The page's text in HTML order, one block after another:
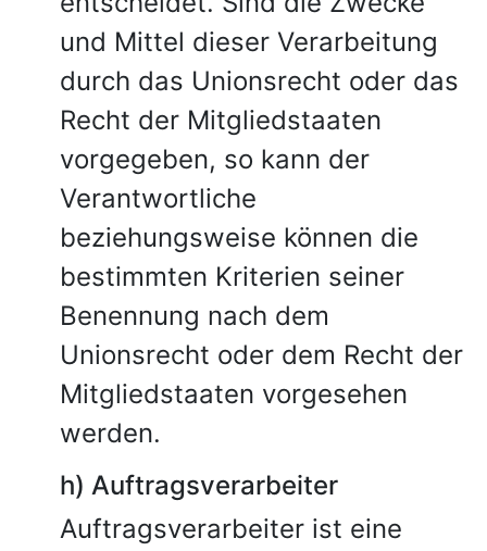
und Mittel dieser Verarbeitung
durch das Unionsrecht oder das
Recht der Mitgliedstaaten
vorgegeben, so kann der
Verantwortliche
beziehungsweise können die
bestimmten Kriterien seiner
Benennung nach dem
Unionsrecht oder dem Recht der
Mitgliedstaaten vorgesehen
werden.
h) Auftragsverarbeiter
Auftragsverarbeiter ist eine